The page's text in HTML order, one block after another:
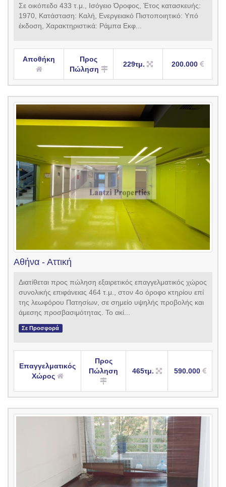
Σε οικόπεδο 433 τ.μ., Ισόγειο Όροφος, Έτος κατασκευής:
1970, Κατάσταση: Καλή, Ενεργειακό Πιστοποιητικό: Υπό
έκδοση, Χαρακτηριστικά: Ράμπα Εκφ...
Αποθήκη
Προς
Πώληση
229τμ. 200.000
Αθήνα - Αττική
Διατίθεται προς πώληση εξαιρετικός επαγγελματικός χώρος
συνολικής επιφάνειας 464 τ.μ., στον 4ο όροφο κτηρίου επί
της λεωφόρου Πατησίων, σε σημείο υψηλής προβολής και
άμεσης προσβασιμότητας. Το ακί...
Σε Προσφορά
Επαγγελματικός
Χώρος
Προς
Πώληση
465τμ. 590.000